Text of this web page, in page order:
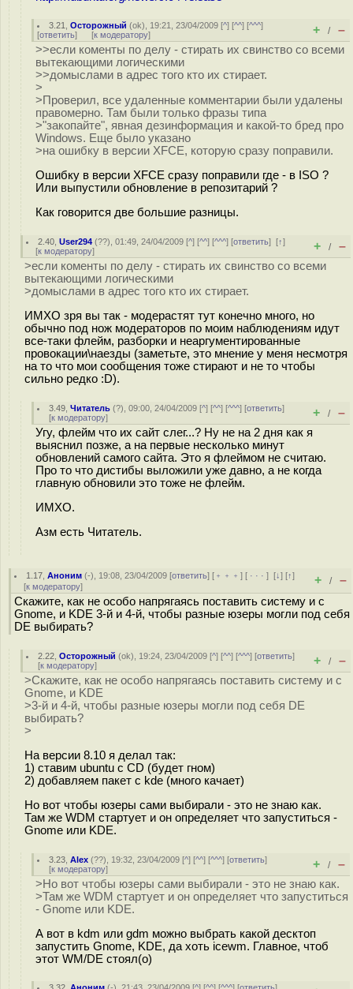
3.21 ,Осторожный (ok), 19:21, 23/04/2009 [^] [^^] [^^^]
[ответить] [к модератору] + / –
>>если коменты по делу - стирать их свинство со всеми
вытекающими логическими
>>домыслами в адрес того кто их стирает.
>
>Проверил, все удаленные комментарии были удалены
правомерно. Там были только фразы типа
>"закопайте", явная дезинформация и какой-то бред про
Windows. Еще было указано
>на ошибку в версии XFCE, которую сразу поправили.
Ошибку в версии XFCE сразу поправили где - в ISO ?
Или выпустили обновление в репозитарий ?
Как говорится две большие разницы.
2.40 ,User294 (??), 01:49, 24/04/2009 [^] [^^] [^^^] [ответить][↑]
[к модератору] + / –
>если коменты по делу - стирать их свинство со всеми
вытекающими логическими
>домыслами в адрес того кто их стирает.
ИМХО зря вы так - модерастят тут конечно много, но
обычно под нож модераторов по моим наблюдениям идут
все-таки флейм, разборки и неаргументированные
провокации\наезды (заметьте, это мнение у меня несмотря
на то что мои сообщения тоже стирают и не то чтобы
сильно редко :D).
3.49 ,Читатель (?), 09:00, 24/04/2009 [^] [^^] [^^^] [ответить]
[к модератору] + / –
Угу, флейм что их сайт слег...? Ну не на 2 дня как я
выяснил позже, а на первые несколько минут
обновлений самого сайта. Это я флеймом не считаю.
Про то что дистибы выложили уже давно, а не когда
главную обновили это тоже не флейм.
ИМХО.
Азм есть Читатель.
1.17 ,Аноним (-), 19:08, 23/04/2009 [ответить] [ ﹢﹢﹢] [ · · ·][↓] [↑]
[к модератору] + / –
Скажите, как не особо напрягаясь поставить систему и с
Gnome, и KDE 3-й и 4-й, чтобы разные юзеры могли под себя
DE выбирать?
2.22 ,Осторожный (ok), 19:24, 23/04/2009 [^] [^^] [^^^] [ответить]
[к модератору] + / –
>Скажите, как не особо напрягаясь поставить систему и с
Gnome, и KDE
>3-й и 4-й, чтобы разные юзеры могли под себя DE
выбирать?
>
На версии 8.10 я делал так:
1) ставим ubuntu c CD (будет гном)
2) добавляем пакет c kde (много качает)
Но вот чтобы юзеры сами выбирали - это не знаю как.
Там же WDM стартует и он определяет что запуститься -
Gnome или KDE.
3.23 ,Alex (??), 19:32, 23/04/2009 [^] [^^] [^^^] [ответить]
[к модератору] + / –
>Но вот чтобы юзеры сами выбирали - это не знаю как.
>Там же WDM стартует и он определяет что запуститься
- Gnome или KDE.
А вот в kdm или gdm можно выбрать какой десктоп
запустить Gnome, KDE, да хоть icewm. Главное, чтоб
этот WM/DE стоял(о)